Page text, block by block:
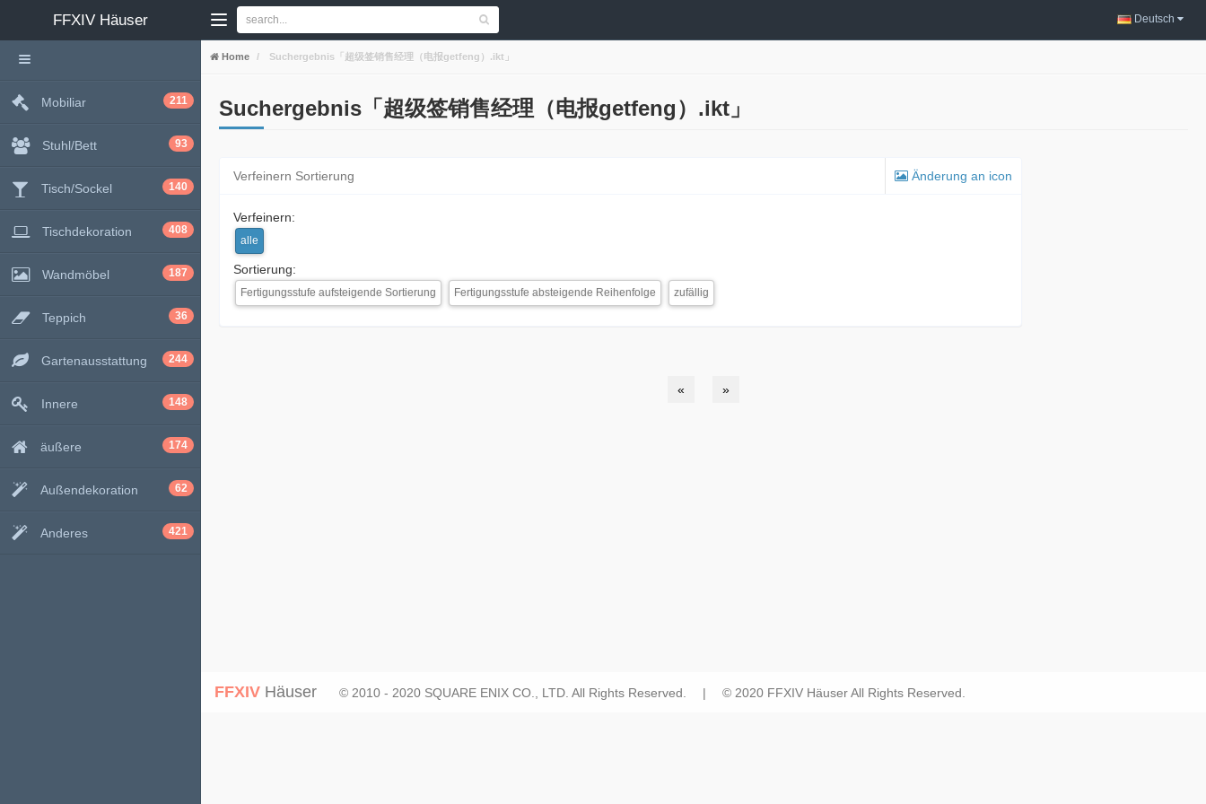
FFXIV Häuser Deutsch
Home Suchergebnis「超级签销售经理（电报getfeng）.ikt」
Suchergebnis「超级签销售经理（电报getfeng）.ikt」
Verfeinern Sortierung Änderung an icon
Verfeinern:
alle
Sortierung:
Fertigungsstufe aufsteigende Sortierung Fertigungsstufe absteigende Reihenfolge zufällig
« »
Mobiliar 211
Stuhl/Bett 93
Tisch/Sockel 140
Tischdekoration 408
Wandmöbel 187
Teppich 36
Gartenausstattung 244
Innere 148
äußere 174
Außendekoration 62
Anderes 421
FFXIV Häuser © 2010 - 2020 SQUARE ENIX CO., LTD. All Rights Reserved. | © 2020 FFXIV Häuser All Rights Reserved.